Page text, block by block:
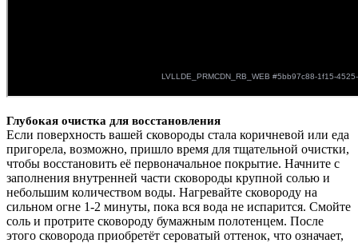
Глубокая очистка для восстановления
Если поверхность вашей сковороды стала коричневой или еда
пригорела, возможно, пришло время для тщательной очистки,
чтобы восстановить её первоначальное покрытие. Начните с
заполнения внутренней части сковороды крупной солью и
небольшим количеством воды. Нагревайте сковороду на
сильном огне 1-2 минуты, пока вся вода не испарится. Смойте
соль и протрите сковороду бумажным полотенцем. После
этого сковорода приобретёт сероватый оттенок, что означает,